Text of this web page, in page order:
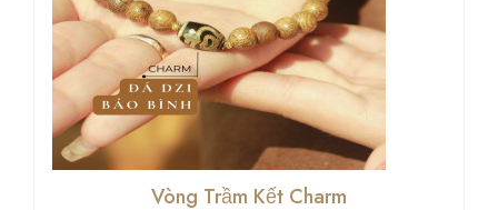
Vòng Trầm Kết Charm